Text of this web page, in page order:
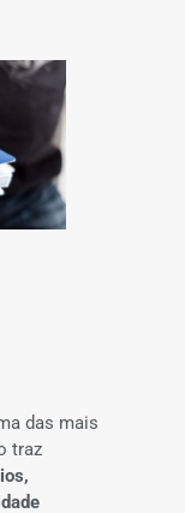
das mais
traz